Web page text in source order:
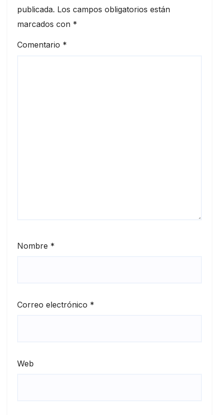
publicada. Los campos obligatorios están
marcados con *
Comentario *
Nombre *
Correo electrónico *
Web